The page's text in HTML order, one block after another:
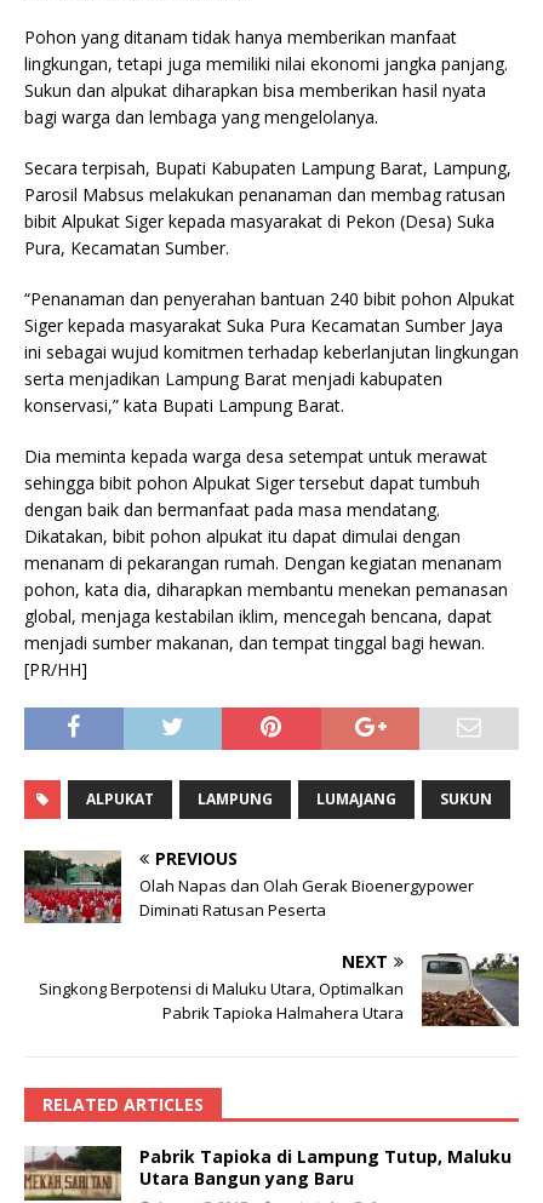
Pohon yang ditanam tidak hanya memberikan manfaat
lingkungan, tetapi juga memiliki nilai ekonomi jangka panjang.
Sukun dan alpukat diharapkan bisa memberikan hasil nyata
bagi warga dan lembaga yang mengelolanya.
Secara terpisah, Bupati Kabupaten Lampung Barat, Lampung,
Parosil Mabsus melakukan penanaman dan membag ratusan
bibit Alpukat Siger kepada masyarakat di Pekon (Desa) Suka
Pura, Kecamatan Sumber.
“Penanaman dan penyerahan bantuan 240 bibit pohon Alpukat
Siger kepada masyarakat Suka Pura Kecamatan Sumber Jaya
ini sebagai wujud komitmen terhadap keberlanjutan lingkungan
serta menjadikan Lampung Barat menjadi kabupaten
konservasi,” kata Bupati Lampung Barat.
Dia meminta kepada warga desa setempat untuk merawat
sehingga bibit pohon Alpukat Siger tersebut dapat tumbuh
dengan baik dan bermanfaat pada masa mendatang.
Dikatakan, bibit pohon alpukat itu dapat dimulai dengan
menanam di pekarangan rumah. Dengan kegiatan menanam
pohon, kata dia, diharapkan membantu menekan pemanasan
global, menjaga kestabilan iklim, mencegah bencana, dapat
menjadi sumber makanan, dan tempat tinggal bagi hewan.
[PR/HH]
ALPUKAT LAMPUNG LUMAJANG SUKUN
PREVIOUS
Olah Napas dan Olah Gerak Bioenergypower
Diminati Ratusan Peserta
NEXT
Singkong Berpotensi di Maluku Utara, Optimalkan
Pabrik Tapioka Halmahera Utara
RELATED ARTICLES
Pabrik Tapioka di Lampung Tutup, Maluku
Utara Bangun yang Baru